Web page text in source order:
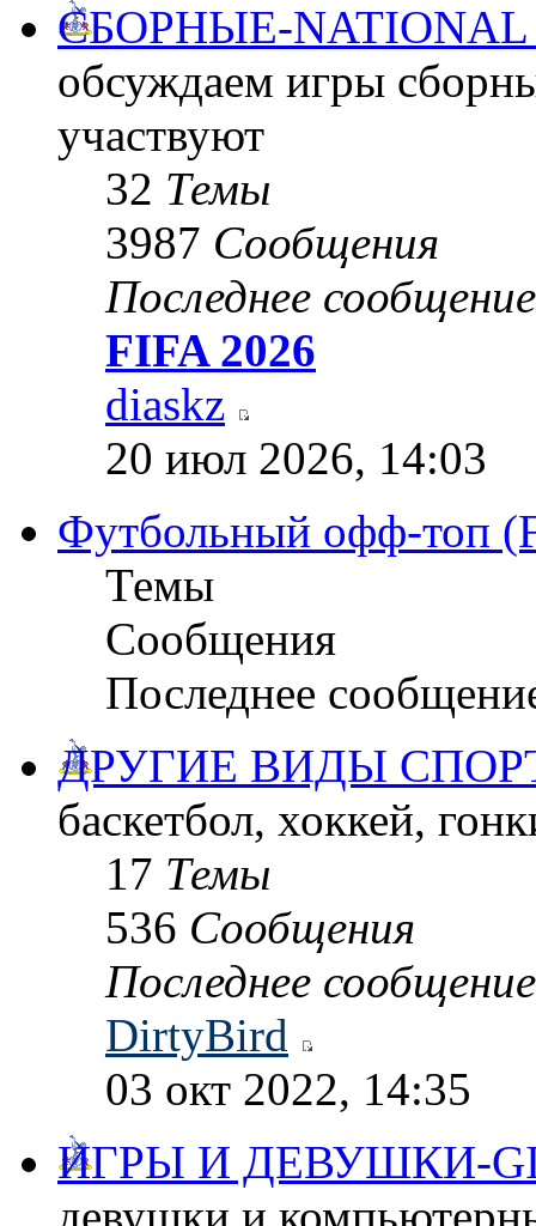
СБОРНЫЕ-NATIONAL
обсуждаем игры
участвуют
32 Темы
3987 Сообщения
Последнее сообщение
FIFA 2026
diaskz
20 июл 2026, 14:03
Футбольный офф-топ
Темы
Сообщения
Последнее
ДРУГИЕ ВИДЫ
баскетбол, хоккей,
17 Темы
536 Сообщения
Последнее сообщение
DirtyBird
03 окт 2022, 14:35
ИГРЫ И ДЕВУШКИ-